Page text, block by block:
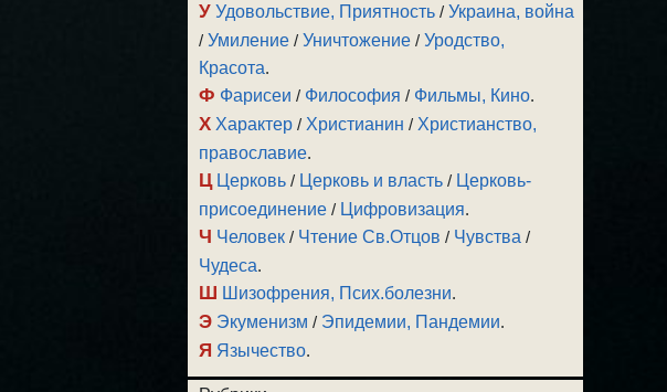
У Удовольствие, Приятность /Украина, война
/Умиление /Уничтожение /Уродство,
Красота.
Ф Фарисеи / Философия / Фильмы, Кино.
Х Характер / Христианин / Христианство,
православие.
Ц Церковь / Церковь и власть / Церковь-
присоединение / Цифровизация.
Ч Человек / Чтение Св.Отцов / Чувства /
Чудеса.
Ш Шизофрения, Псих.болезни.
Э Экуменизм / Эпидемии, Пандемии.
Я Язычество.